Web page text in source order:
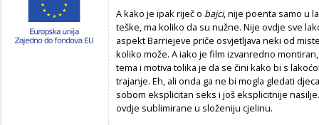
A kako je ipak riječ o bajci, nije poenta samo u
teške, ma koliko da su nužne. Nije ovdje sve
aspekt Barriejeve priče osvjetljava neki od
koliko može. A iako je film izvanredno
tema i motiva tolika je da se čini kako bi s
trajanje. Eh, ali onda ga ne bi mogla gledati
sobom eksplicitan seks i još eksplicitnije
ovdje sublimirane u složeniju cjelinu.